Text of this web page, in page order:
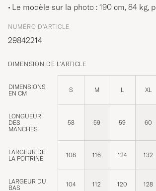
Le modèle sur la photo : 190 cm, 84 kg,
NUMÉRO D'ARTICLE
29842214
DIMENSION DE L'ARTICLE
DIMENSIONS
EN CM
S M L XL
LONGUEUR
DES
MANCHES
58 59 59 60
LARGEUR DE
LA POITRINE
108 116 124 132
LARGEUR DU
BAS
104 112 120 128